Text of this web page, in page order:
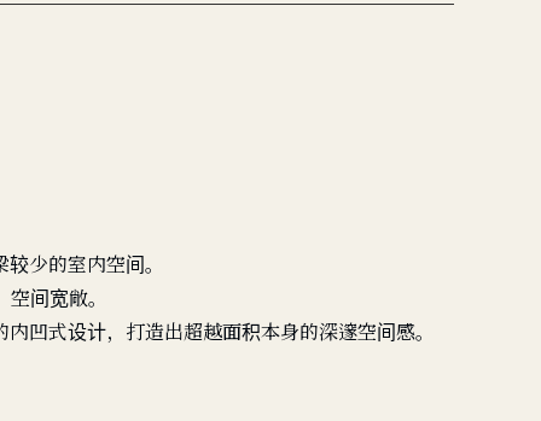
少的室内空间。
间宽敞。
凹式设计，打造出超越面积本身的深邃空间感。